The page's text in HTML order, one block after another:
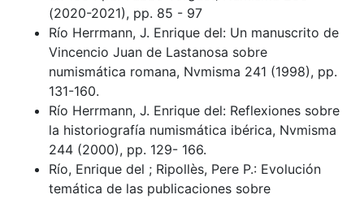
(2020-2021), pp. 85 - 97
Río Herrmann, J. Enrique del: Un manuscrito de
Vincencio Juan de Lastanosa sobre
numismática romana, Nvmisma 241 (1998), pp.
131-160.
Río Herrmann, J. Enrique del: Reflexiones sobre
la historiografía numismática ibérica, Nvmisma
244 (2000), pp. 129- 166.
Río, Enrique del ; Ripollès, Pere P.: Evolución
temática de las publicaciones sobre